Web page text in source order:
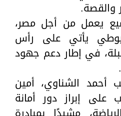
والقصة.
يعمل من أجل مصر،
يأتي على رأس
في إطار دعم جهود
أحمد الشناوي، أمين
على إبراز دور أمانة